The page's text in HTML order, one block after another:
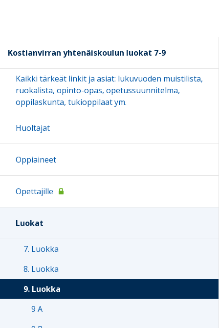
Kostianvirran yhtenäiskoulun luokat 7-9
Kaikki tärkeät linkit ja asiat: lukuvuoden muistilista,
ruokalista, opinto-opas, opetussuunnitelma,
oppilaskunta, tukioppilaat ym.
Huoltajat
Oppiaineet
Opettajille
Luokat
7. Luokka
8. Luokka
9. Luokka
9 A